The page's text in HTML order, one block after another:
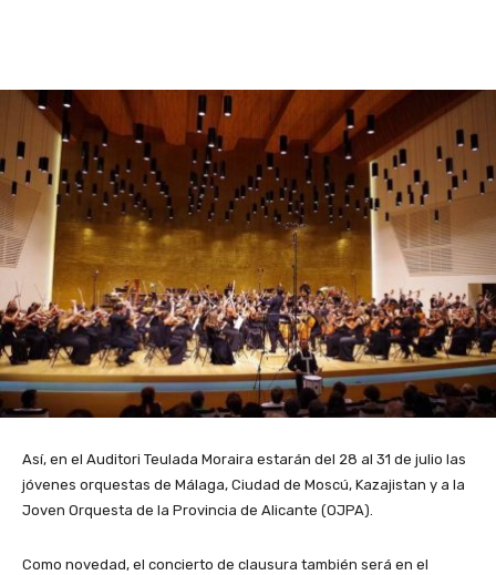
Así, en el Auditori Teulada Moraira estarán del 28 al 31 de julio las
jóvenes orquestas de Málaga, Ciudad de Moscú, Kazajistan y a la
Joven Orquesta de la Provincia de Alicante (OJPA).
Como novedad, el concierto de clausura también será en el